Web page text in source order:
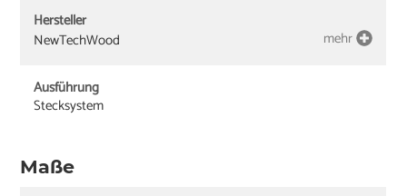
Hersteller
NewTechWood
mehr
Ausführung
Stecksystem
Maße